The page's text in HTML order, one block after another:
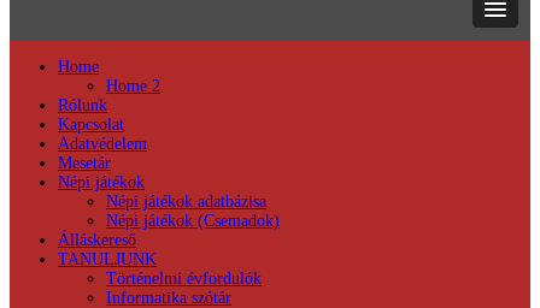
Home
Home 2
Rólunk
Kapcsolat
Adatvédelem
Mesetár
Népi játékok
Népi játékok adatbázisa
Népi játékok (Csemadok)
Álláskereső
TANULJUNK
Történelmi évfordulók
Informatika szótár